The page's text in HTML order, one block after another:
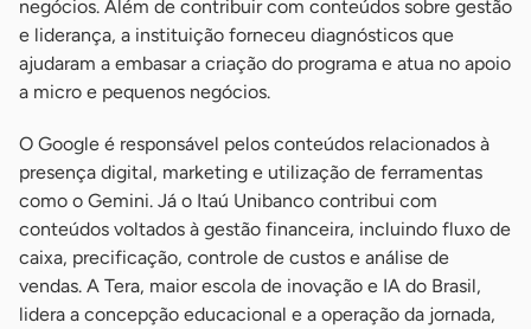
negócios. Além de contribuir com conteúdos sobre gestão
e liderança, a instituição forneceu diagnósticos que
ajudaram a embasar a criação do programa e atua no apoio
a micro e pequenos negócios.
O Google é responsável pelos conteúdos relacionados à
presença digital, marketing e utilização de ferramentas
como o Gemini. Já o Itaú Unibanco contribui com
conteúdos voltados à gestão financeira, incluindo fluxo de
caixa, precificação, controle de custos e análise de
vendas. A Tera, maior escola de inovação e IA do Brasil,
lidera a concepção educacional e a operação da jornada,